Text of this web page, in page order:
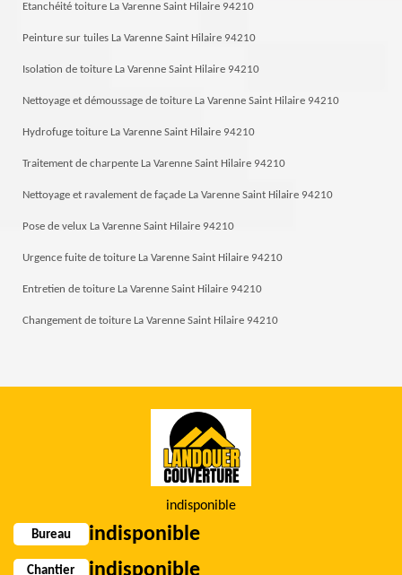
Etanchéité toiture La Varenne Saint Hilaire 94210
Peinture sur tuiles La Varenne Saint Hilaire 94210
Isolation de toiture La Varenne Saint Hilaire 94210
Nettoyage et démoussage de toiture La Varenne Saint Hilaire 94210
Hydrofuge toiture La Varenne Saint Hilaire 94210
Traitement de charpente La Varenne Saint Hilaire 94210
Nettoyage et ravalement de façade La Varenne Saint Hilaire 94210
Pose de velux La Varenne Saint Hilaire 94210
Urgence fuite de toiture La Varenne Saint Hilaire 94210
Entretien de toiture La Varenne Saint Hilaire 94210
Changement de toiture La Varenne Saint Hilaire 94210
indisponible
Bureau indisponible
Chantier indisponible